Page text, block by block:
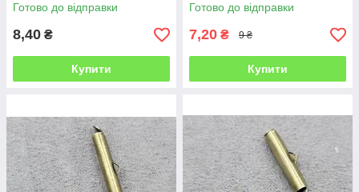
Готово до відправки
8,40 ₴
Купити
Готово до відправки
7,20 ₴ 9 ₴
Купити